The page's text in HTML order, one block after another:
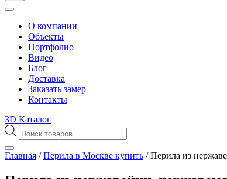
О компании
Объекты
Портфолио
Видео
Блог
Доставка
Заказать замер
Контакты
3D Каталог
Поиск
товаров
Главная /Перила в Москве купить /Перила из